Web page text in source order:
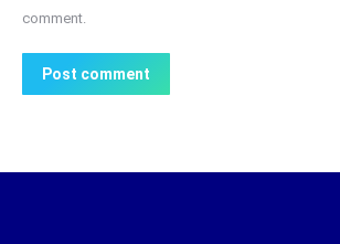
comment.
Post comment